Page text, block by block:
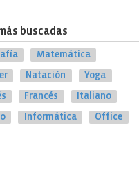
buscadas
Matemática
Natación Yoga
Francés Italiano
Informática Office